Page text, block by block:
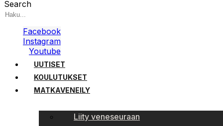
Search
Facebook
Instagram
Youtube
UUTISET
KOULUTUKSET
MATKAVENEILY
Liity veneseuraan